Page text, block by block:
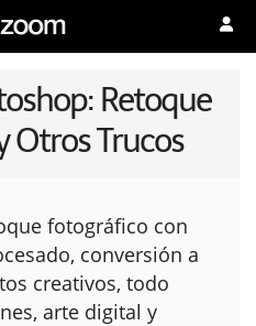
Retoque
Otros Trucos
fotográfico con
conversión a
creativos, todo
arte digital y